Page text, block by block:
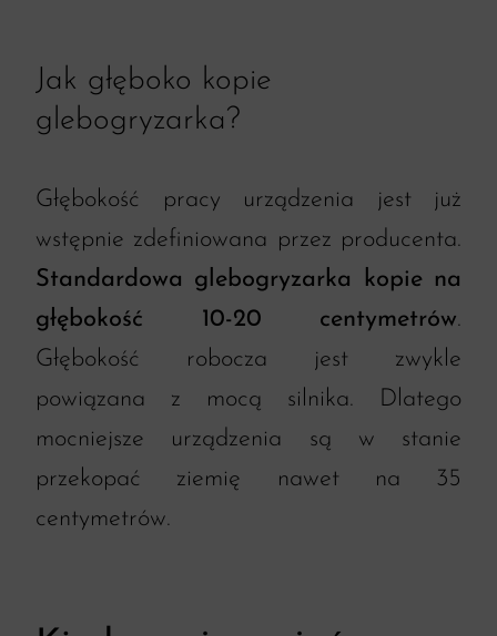
Jak głęboko kopie
glebogryzarka?
Głębokość pracy urządzenia jest już
wstępnie zdefiniowana przez producenta.
Standardowa glebogryzarka kopie na
głębokość 10-20 centymetrów.
Głębokość robocza jest zwykle
powiązana z mocą silnika. Dlatego
mocniejsze urządzenia są w stanie
przekopać ziemię nawet na 35
centymetrów.